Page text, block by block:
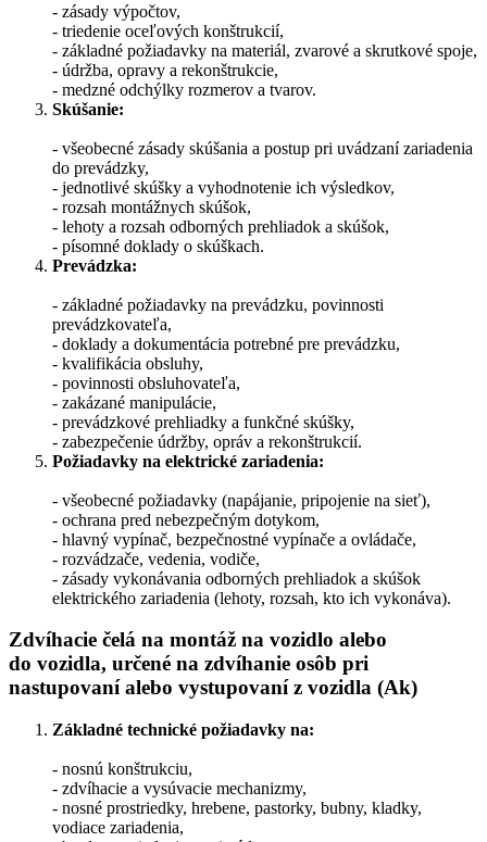
- zásady výpočtov,
- triedenie oceľových konštrukcií,
- základné požiadavky na materiál, zvarové a skrutkové spoje,
- údržba, opravy a rekonštrukcie,
- medzné odchýlky rozmerov a tvarov.
Skúšanie:
- všeobecné zásady skúšania a postup pri uvádzaní zariadenia
do prevádzky,
- jednotlivé skúšky a vyhodnotenie ich výsledkov,
- rozsah montážnych skúšok,
- lehoty a rozsah odborných prehliadok a skúšok,
- písomné doklady o skúškach.
Prevádzka:
- základné požiadavky na prevádzku, povinnosti
prevádzkovateľa,
- doklady a dokumentácia potrebné pre prevádzku,
- kvalifikácia obsluhy,
- povinnosti obsluhovateľa,
- zakázané manipulácie,
- prevádzkové prehliadky a funkčné skúšky,
- zabezpečenie údržby, opráv a rekonštrukcií.
Požiadavky na elektrické zariadenia:
- všeobecné požiadavky (napájanie, pripojenie na sieť),
- ochrana pred nebezpečným dotykom,
- hlavný vypínač, bezpečnostné vypínače a ovládače,
- rozvádzače, vedenia, vodiče,
- zásady vykonávania odborných prehliadok a skúšok
elektrického zariadenia (lehoty, rozsah, kto ich vykonáva).
Zdvíhacie čelá na montáž na vozidlo alebo
do vozidla, určené na zdvíhanie osôb pri
nastupovaní alebo vystupovaní z vozidla (Ak)
Základné technické požiadavky na:
- nosnú konštrukciu,
- zdvíhacie a vysúvacie mechanizmy,
- nosné prostriedky, hrebene, pastorky, bubny, kladky,
vodiace zariadenia,